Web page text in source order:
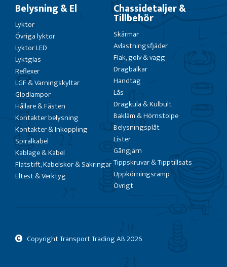
Belysning & El
Lyktor
Övriga lyktor
Lyktor LED
Lyktglas
Reflexer
LGF & Varningskyltar
Glödlampor
Hållare & Fästen
Kontakter belysning
Kontakter & Inkoppling
Spiralkabel
Kablage & Kabel
Flatstift, Kabelskor & Säkringar
Eltest & Verktyg
Chassidetaljer &
Tillbehör
Skärmar
Avlastningsfjäder
Flak, golv & vägg
Dragbalkar
Handtag
Lås
Dragkula & Kulbult
Bakläm & Hörnstolpe
Belysningsplåt
Lister
Gångjärn
Tippskruvar & Tipptillsats
Uppkörningsramp
Övrigt
Copyright Transport Trading AB2026